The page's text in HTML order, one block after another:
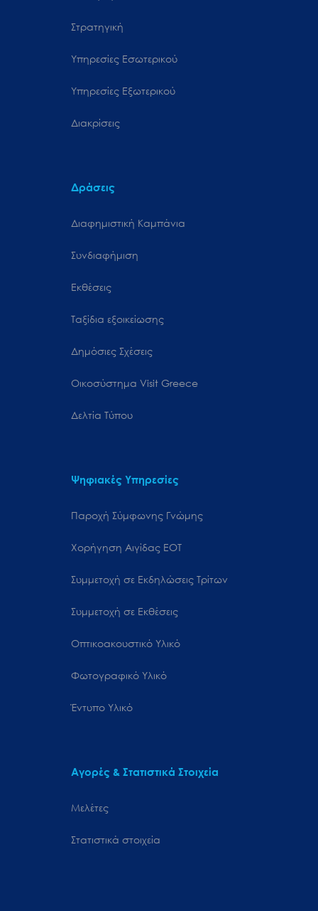
Στρατηγική
Υπηρεσίες Εσωτερικού
Υπηρεσίες Εξωτερικού
Διακρίσεις
Δράσεις
Διαφημιστική Καμπάνια
Συνδιαφήμιση
Εκθέσεις
Ταξίδια εξοικείωσης
Δημόσιες Σχέσεις
Oικοσύστημα Visit Greece
Δελτία Τύπου
Ψηφιακές Υπηρεσίες
Παροχή Σύμφωνης Γνώμης
Χορήγηση Αιγίδας ΕΟΤ
Συμμετοχή σε Εκδηλώσεις Τρίτων
Συμμετοχή σε Εκθέσεις
Οπτικοακουστικό Υλικό
Φωτογραφικό Υλικό
Έντυπο Υλικό
Αγορές & Στατιστικά Στοιχεία
Μελέτες
Στατιστικά στοιχεία